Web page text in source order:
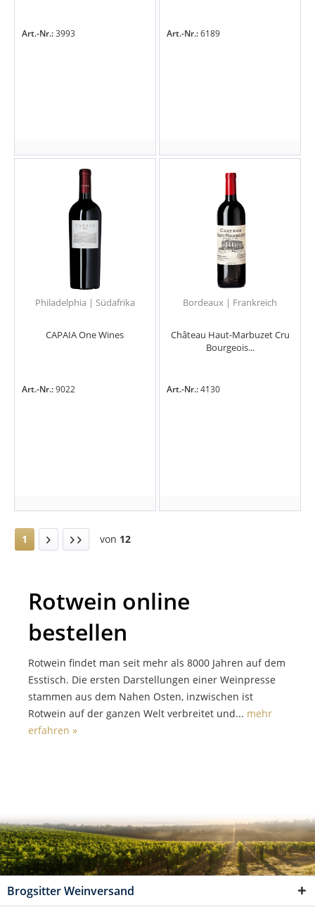
Art.-Nr.:3993 Art.-Nr.:6189
Philadelphia | Südafrika
CAPAIA One Wines
Art.-Nr.:9022
Bordeaux | Frankreich
Château Haut-Marbuzet Cru
Bourgeois...
Art.-Nr.:4130
1 von 12
Rotwein online
bestellen
Rotwein findet man seit mehr als 8000 Jahren auf dem
Esstisch. Die ersten Darstellungen einer Weinpresse
stammen aus dem Nahen Osten, inzwischen ist
Rotwein auf der ganzen Welt verbreitet und... mehr
erfahren »
Brogsitter Weinversand